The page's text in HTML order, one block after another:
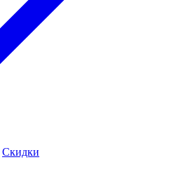
Скидки